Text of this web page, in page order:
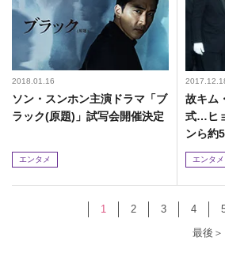
2018.01.16
ソン・スンホン主演ドラマ「ブ
ラック(原題)」試写会開催決定
エンタメ
故キム
式…ヒ
ンら約
エンタメ
1 2 3 4
最後＞